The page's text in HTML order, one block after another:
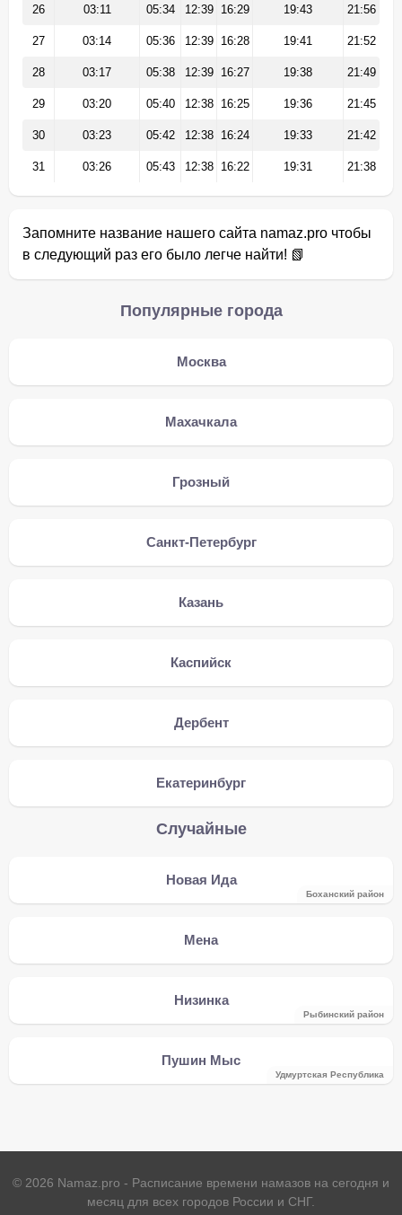
26 03:11 05:34 12:39 16:29 19:43 21:56
27 03:14 05:36 12:39 16:28 19:41 21:52
28 03:17 05:38 12:39 16:27 19:38 21:49
29 03:20 05:40 12:38 16:25 19:36 21:45
30 03:23 05:42 12:38 16:24 19:33 21:42
31 03:26 05:43 12:38 16:22 19:31 21:38
Запомните название нашего сайта namaz.pro чтобы
в следующий раз его было легче найти! 📗
Популярные города
Москва
Махачкала
Грозный
Санкт-Петербург
Казань
Каспийск
Дербент
Екатеринбург
Случайные
Новая Ида
Боханский район
Мена
Низинка
Рыбинский район
Пушин Мыс
Удмуртская Республика
© 2026 Namaz.pro - Расписание времени намазов на сегодня и
месяц для всех городов России и СНГ.